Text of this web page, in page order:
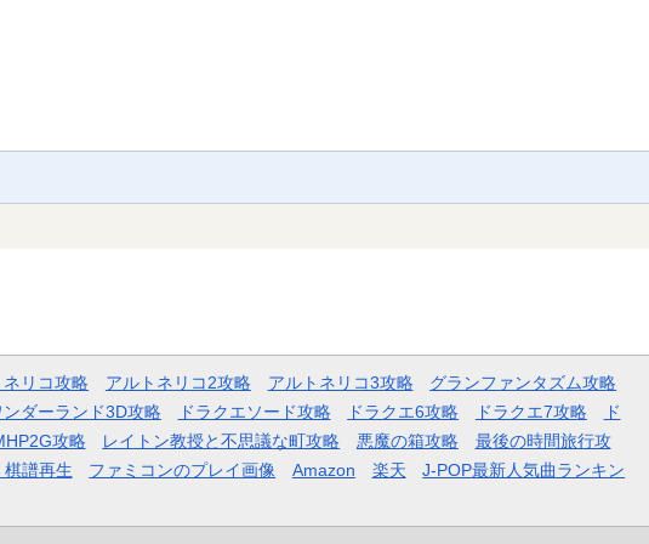
ネリコ攻略 アルトネリコ2攻略 アルトネリコ3攻略
グランファンタズム攻略
ダーランド3D攻略 ドラクエソード攻略 ドラクエ6攻略 ドラクエ7攻略
ド
攻略 レイトン教授と不思議な町攻略 悪魔の箱攻略
最後の時間旅行攻
棋譜再生 ファミコンのプレイ画像 Amazon 楽天
J-POP最新人気曲ランキン